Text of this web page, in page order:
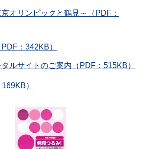
オリンピックと鶴見～（PDF：
：342KB）
ルサイトのご案内（PDF：515KB）
）